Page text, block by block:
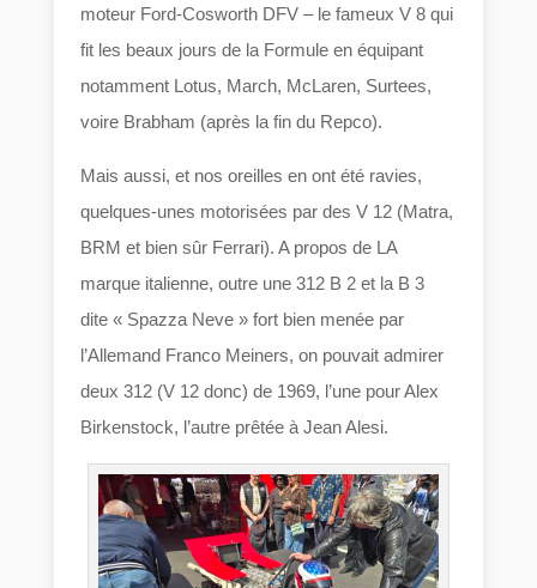
moteur Ford-Cosworth DFV – le fameux V 8 qui
fit les beaux jours de la Formule en équipant
notamment Lotus, March, McLaren, Surtees,
voire Brabham (après la fin du Repco).
Mais aussi, et nos oreilles en ont été ravies,
quelques-unes motorisées par des V 12 (Matra,
BRM et bien sûr Ferrari). A propos de LA
marque italienne, outre une 312 B 2 et la B 3
dite « Spazza Neve » fort bien menée par
l’Allemand Franco Meiners, on pouvait admirer
deux 312 (V 12 donc) de 1969, l’une pour Alex
Birkenstock, l’autre prêtée à Jean Alesi.